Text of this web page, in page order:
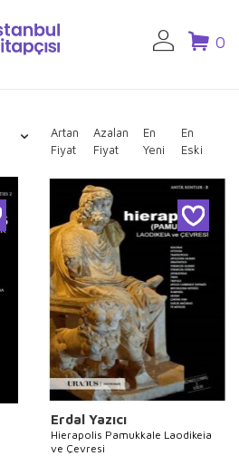
0
Artan
Fiyat
Azalan
Fiyat
En
Yeni
En
Eski
Erdal Yazıcı
Hierapolis Pamukkale Laodikeia
ve Çevresi